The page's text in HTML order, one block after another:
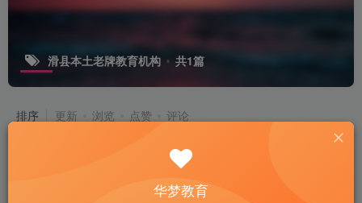
滑县本土老牌教育机构 共1篇
排序 更新 浏览 点赞 评论
华梦教育